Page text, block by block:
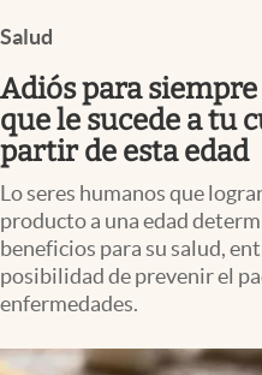
Pc y celular
Vida y estilo
Tv
Clima
Espiritualidad
Salud
Adiós para
que le sucede a tu
partir de esta edad
Lo seres humanos que
producto a una edad
beneficios para su salud,
posibilidad de prevenir el
enfermedades.